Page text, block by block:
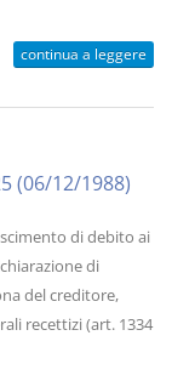
continua a leggere
(06/12/1988)
di debito ai
di
del creditore,
recettizi (art. 1334